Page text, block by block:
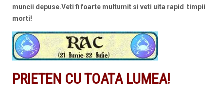
muncii depuse.Veti fi foarte multumit si veti uita rapid timpii
morti!
PRIETEN CU TOATA LUMEA!